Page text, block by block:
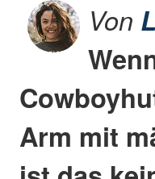
Von
Arm mit